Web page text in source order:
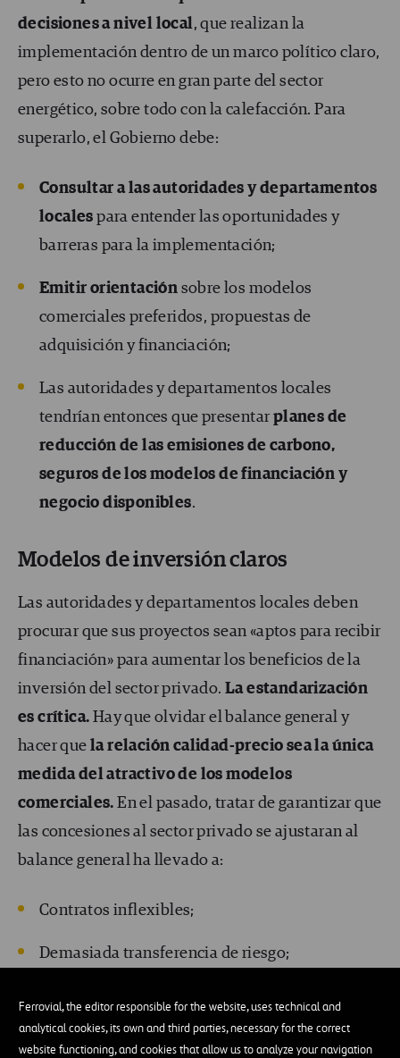
Ferrovial, the editor responsible for the website, uses technical and
analytical cookies, its own and third parties, necessary for the correct
website functioning, and cookies that allow us to analyze your navigation
decisiones a nivel local, que realizan la
implementación dentro de un marco político claro,
pero esto no ocurre en gran parte del sector
energético, sobre todo con la calefacción. Para
superarlo, el Gobierno debe:
Consultar a las autoridades y departamentos
locales para entender las oportunidades y
barreras para la implementación;
Emitir orientación sobre los modelos
comerciales preferidos, propuestas de
adquisición y financiación;
Las autoridades y departamentos locales
tendrían entonces que presentar planes de
reducción de las emisiones de carbono,
seguros de los modelos de financiación y
negocio disponibles.
Modelos de inversión claros
Las autoridades y departamentos locales deben
procurar que sus proyectos sean «aptos para recibir
financiación» para aumentar los beneficios de la
inversión del sector privado. La estandarización
es crítica. Hay que olvidar el balance general y
hacer que la relación calidad-precio sea la única
medida del atractivo de los modelos
comerciales. En el pasado, tratar de garantizar que
las concesiones al sector privado se ajustaran al
balance general ha llevado a:
Contratos inflexibles;
Demasiada transferencia de riesgo;
Sin esas restricciones, los modelos de negocio